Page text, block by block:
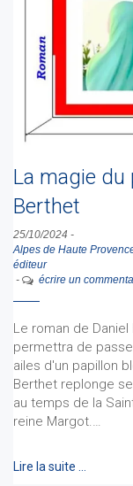
La magie du
Berthet
25/10/2024 -
Alpes de Haute
éditeur
-
écrire un
Le roman de
permettra de
ailes d'un papillon
Berthet replonge
au temps de la
reine Margot.…
Lire la suite …